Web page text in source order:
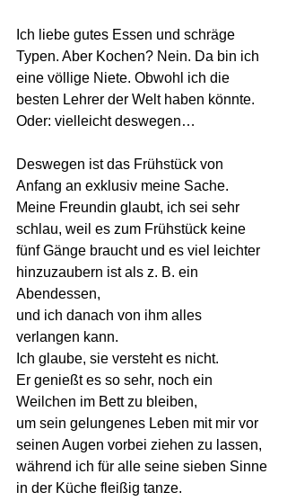
Ich liebe gutes Essen und schräge
Typen. Aber Kochen? Nein. Da bin ich
eine völlige Niete. Obwohl ich die
besten Lehrer der Welt haben könnte.
Oder: vielleicht deswegen…
Deswegen ist das Frühstück von
Anfang an exklusiv meine Sache.
Meine Freundin glaubt, ich sei sehr
schlau, weil es zum Frühstück keine
fünf Gänge braucht und es viel leichter
hinzuzaubern ist als z. B. ein
Abendessen,
und ich danach von ihm alles
verlangen kann.
Ich glaube, sie versteht es nicht.
Er genießt es so sehr, noch ein
Weilchen im Bett zu bleiben,
um sein gelungenes Leben mit mir vor
seinen Augen vorbei ziehen zu lassen,
während ich für alle seine sieben Sinne
in der Küche fleißig tanze.